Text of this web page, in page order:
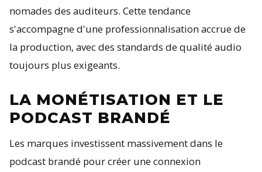
nomades des auditeurs. Cette tendance
s'accompagne d'une professionnalisation accrue de
la production, avec des standards de qualité audio
toujours plus exigeants.
LA MONÉTISATION ET LE
PODCAST BRANDÉ
Les marques investissent massivement dans le
podcast brandé pour créer une connexion